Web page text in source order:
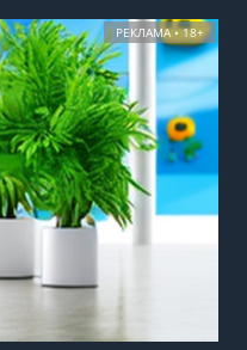
РЕКЛАМА • 18+